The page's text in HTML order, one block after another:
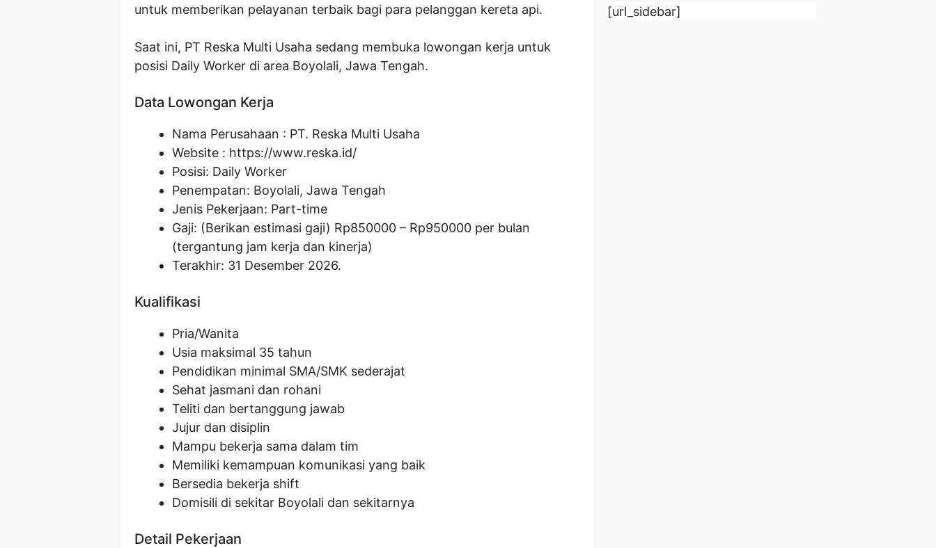
untuk memberikan pelayanan terbaik bagi para pelanggan kereta api.
Saat ini, PT Reska Multi Usaha sedang membuka lowongan kerja untuk
posisi Daily Worker di area Boyolali, Jawa Tengah.
Data Lowongan Kerja
Nama Perusahaan : PT. Reska Multi Usaha
Website : https://www.reska.id/
Posisi: Daily Worker
Penempatan: Boyolali, Jawa Tengah
Jenis Pekerjaan: Part-time
Gaji: (Berikan estimasi gaji) Rp850000 – Rp950000 per bulan
(tergantung jam kerja dan kinerja)
Terakhir: 31 Desember 2026.
Kualifikasi
Pria/Wanita
Usia maksimal 35 tahun
Pendidikan minimal SMA/SMK sederajat
Sehat jasmani dan rohani
Teliti dan bertanggung jawab
Jujur dan disiplin
Mampu bekerja sama dalam tim
Memiliki kemampuan komunikasi yang baik
Bersedia bekerja shift
Domisili di sekitar Boyolali dan sekitarnya
Detail Pekerjaan
[url_sidebar]